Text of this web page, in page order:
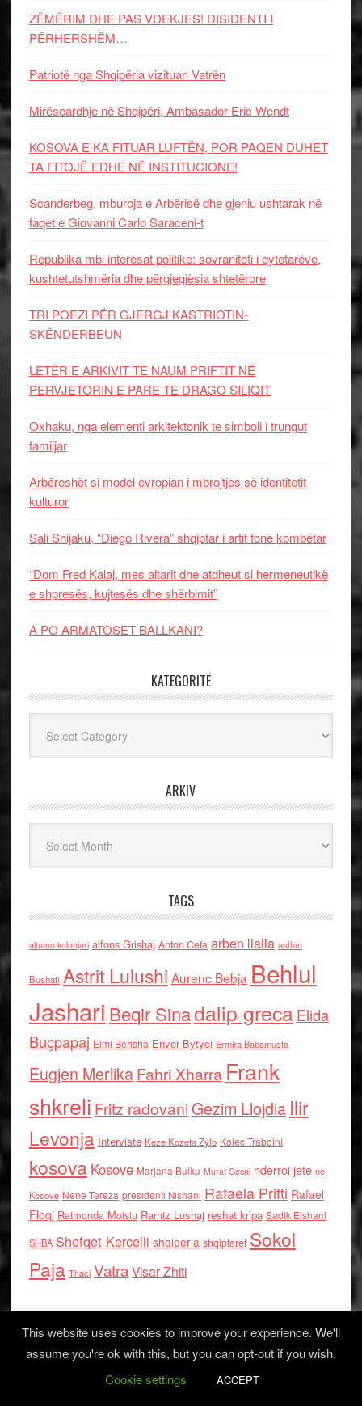
ZËMËRIM DHE PAS VDEKJES! DISIDENTI I
PËRHERSHËM…
Patriotë nga Shqipëria vizituan Vatrën
Mirëseardhje në Shqipëri, Ambasador Eric Wendt
KOSOVA E KA FITUAR LUFTËN, POR PAQEN DUHET
TA FITOJË EDHE NË INSTITUCIONE!
Scanderbeg, mburoja e Arbërisë dhe gjeniu ushtarak në
faqet e Giovanni Carlo Saraceni-t
Republika mbi interesat politike: sovraniteti i qytetarëve,
kushtetutshmëria dhe përgjegjësia shtetërore
TRI POEZI PËR GJERGJ KASTRIOTIN-
SKËNDERBEUN
LETËR E ARKIVIT TE NAUM PRIFTIT NË
PERVJETORIN E PARE TE DRAGO SILIQIT
Oxhaku, nga elementi arkitektonik te simboli i trungut
familjar
Arbëreshët si model evropian i mbrojtjes së identitetit
kulturor
Sali Shijaku, “Diego Rivera” shqiptar i artit tonë kombëtar
“Dom Fred Kalaj, mes altarit dhe atdheut si hermeneutikë
e shpresës, kujtesës dhe shërbimit”
A PO ARMATOSET BALLKANI?
KATEGORITË
ARKIV
TAGS
albano kolonjari alfons Grishaj Anton Cefa arben llalla asllan
Bushati Astrit Lulushi Aurenc Bebja Behlul
Jashari Beqir Sinadalip grecaElida
Buçpapaj Elmi Berisha Enver Bytyci Ermira Babamusta
Eugjen MerlikaFahri Xharra Frank
shkreli Fritz radovaniGezim Llojdia Ilir
Levonja Interviste Keze Kozeta Zylo Kolec Traboini
kosova Kosove Marjana Bulku Murat Gecaj nderroi jete ne
Kosove Nene Tereza presidenti Nishani Rafaela Prifti Rafael
Floqi Raimonda Moisiu Ramiz Lushaj reshat kripa Sadik Elshani
SHBA Shefqet Kercelli shqiperia shqiptaret Sokol
Paja Thaci VatraVisar Zhiti
Log in
This website uses cookies to improve your experience. We'll
assume you're ok with this, but you can opt-out if you wish.
Cookie settings
ACCEPT